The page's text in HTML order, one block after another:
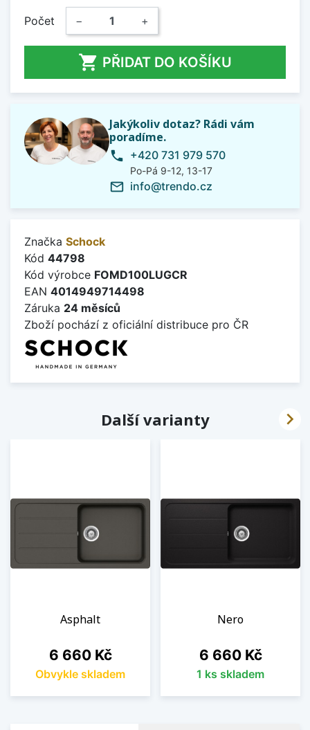
Počet − +
 PŘIDAT DO KOŠÍKU
Jakýkoliv dotaz? Rádi vám
poradíme.
phone +420 731 979 570
Po-Pá 9-12, 13-17
mail_outline info@trendo.cz
Značka Schock
Kód 44798
Kód výrobce FOMD100LUGCR
EAN 4014949714498
Záruka 24 měsíců
Zboží pochází z oficiální distribuce pro ČR
Další varianty
Asphalt
Cena
6 660 Kč
Obvykle skladem
Nero
Cena
6 660 Kč
1 ks skladem
